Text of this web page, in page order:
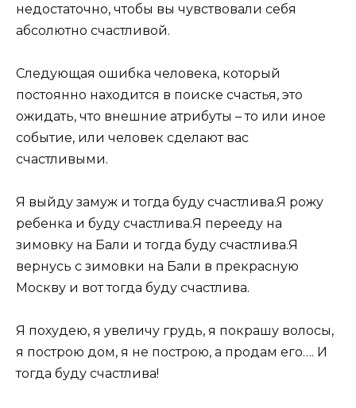
недостаточно, чтобы вы чувствовали себя
абсолютно счастливой.
Следующая ошибка человека, который
постоянно находится в поиске счастья, это
ожидать, что внешние атрибуты – то или иное
событие, или человек сделают вас
счастливыми.
Я выйду замуж и тогда буду счастлива.Я рожу
ребенка и буду счастлива.Я перееду на
зимовку на Бали и тогда буду счастлива.Я
вернусь с зимовки на Бали в прекрасную
Москву и вот тогда буду счастлива.
Я похудею, я увеличу грудь, я покрашу волосы,
я построю дом, я не построю, а продам его…. И
тогда буду счастлива!